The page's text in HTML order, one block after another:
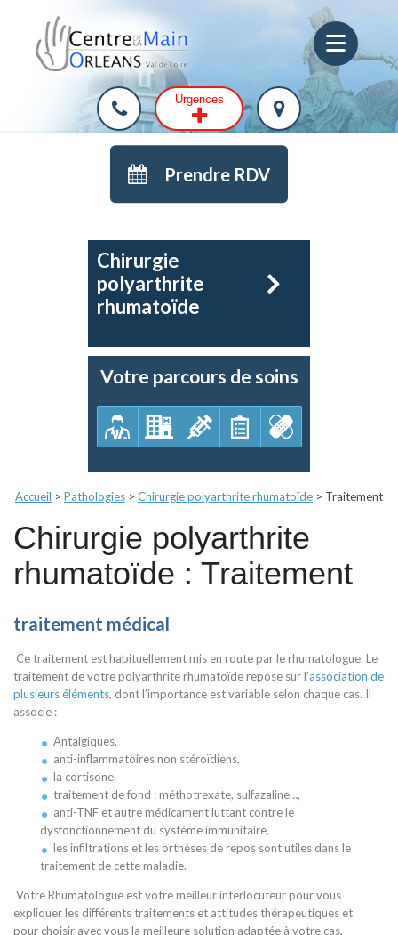
Urgences
Prendre RDV
Chirurgie
polyarthrite
rhumatoïde
Votre parcours de soins
Accueil > Pathologies > Chirurgie polyarthrite rhumatoïde > Traitement
Chirurgie polyarthrite
rhumatoïde : Traitement
traitement médical
Ce traitement est habituellement mis en route par le rhumatologue. Le
traitement de votre polyarthrite rhumatoïde repose sur l’association de
plusieurs éléments, dont l’importance est variable selon chaque cas. Il
associe :
Antalgiques,
anti-inflammatoires non stéroïdiens,
la cortisone,
traitement de fond : méthotrexate, sulfazaline…,
anti-TNF et autre médicament luttant contre le
dysfonctionnement du système immunitaire,
les infiltrations et les orthèses de repos sont utiles dans le
traitement de cette maladie.
Votre Rhumatologue est votre meilleur interlocuteur pour vous
expliquer les différents traitements et attitudes thérapeutiques et
pour choisir avec vous la meilleure solution adaptée à votre cas.